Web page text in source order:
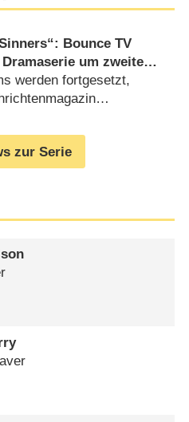
Bounce TV
um zweite
werden fortgesetzt,
zur Serie